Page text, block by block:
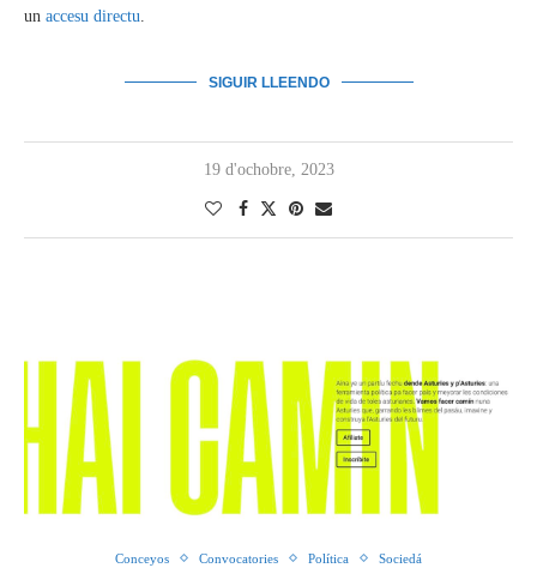
un accesu directu.
SIGUIR LLEENDO
19 d'ochobre, 2023
Conceyos Convocatories Política Sociedá